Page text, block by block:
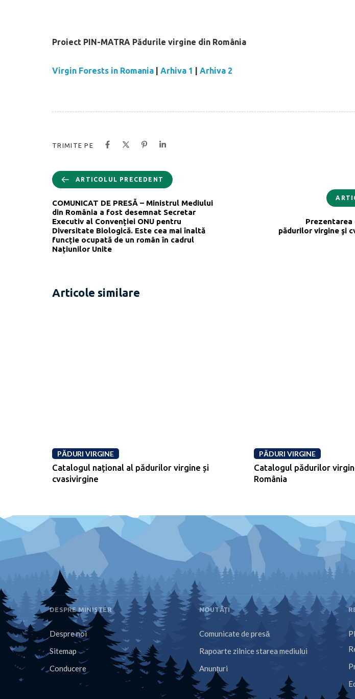
Proiect PIN-MATRA Pădurile virgine din România
Virgin Forests in Romania Arhiva 1 Arhiva 2
TRIMITE PE
ARTICOLUL PRECEDENT
COMUNICAT DE PRESĂ – Ministrul Mediului
din România a fost desemnat Secretar
Executiv al Convenției ONU pentru
Diversitate Biologică. Este cea mai înaltă
funcție ocupată de un român în cadrul
Națiunilor Unite
pădurilor virgine şi
Articole similare
PĂDURI VIRGINE
Catalogul național al pădurilor virgine și
cvasivirgine
PĂDURI VIRGINE
Catalogul pădurilor
România
DESPRE MINISTER
Despre noi
Sitemap
Conducere
NOUTĂȚI
Comunicate de presă
Rapoarte zilnice starea mediului
Anunțuri